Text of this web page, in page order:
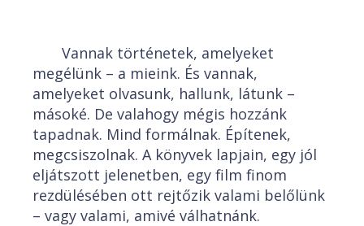
Vannak történetek, amelyeket
megélünk – a mieink. És vannak,
amelyeket olvasunk, hallunk, látunk –
másoké. De valahogy mégis hozzánk
tapadnak. Mind formálnak. Építenek,
megcsiszolnak. A könyvek lapjain, egy jól
eljátszott jelenetben, egy film finom
rezdülésében ott rejtőzik valami belőlünk
– vagy valami, amivé válhatnánk.